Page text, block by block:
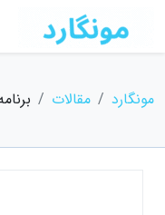
مونگارد مقالات